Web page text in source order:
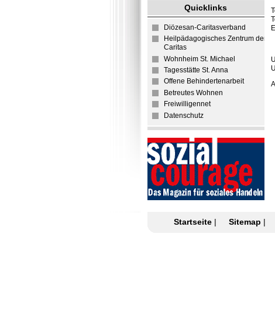
Quicklinks
Diözesan-Caritasverband
Heilpädagogisches Zentrum der
Caritas
Wohnheim St. Michael
Tagesstätte St. Anna
Offene Behindertenarbeit
Betreutes Wohnen
Freiwilligennet
Datenschutz
Startseite| Sitemap |